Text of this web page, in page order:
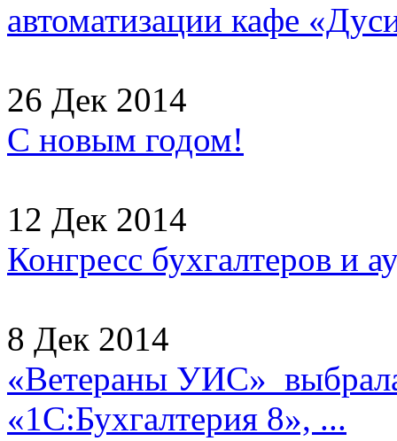
автоматизации кафе
26 Дек 2014
С новым годом!
12 Дек 2014
Конгресс бухгалтеров и
8 Дек 2014
«Ветераны УИС»
«1С:Бухгалтерия 8», ...